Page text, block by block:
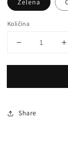
Zelena
Količina
Smanji
za
Share